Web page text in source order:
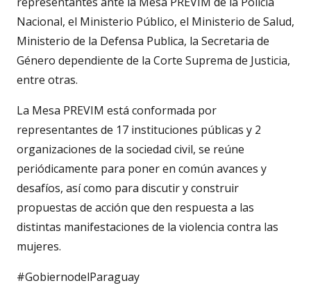
Nacional, el Ministerio Público, el Ministerio de Salud,
Ministerio de la Defensa Publica, la Secretaria de
Género dependiente de la Corte Suprema de Justicia,
entre otras.
La Mesa PREVIM está conformada por
representantes de 17 instituciones públicas y 2
organizaciones de la sociedad civil, se reúne
periódicamente para poner en común avances y
desafíos, así como para discutir y construir
propuestas de acción que den respuesta a las
distintas manifestaciones de la violencia contra las
mujeres.
#GobiernodelParaguay